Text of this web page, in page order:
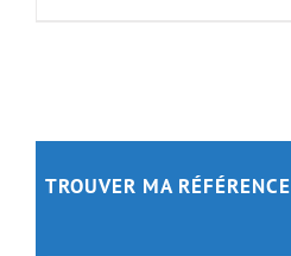
TROUVER MA RÉFÉRENCE